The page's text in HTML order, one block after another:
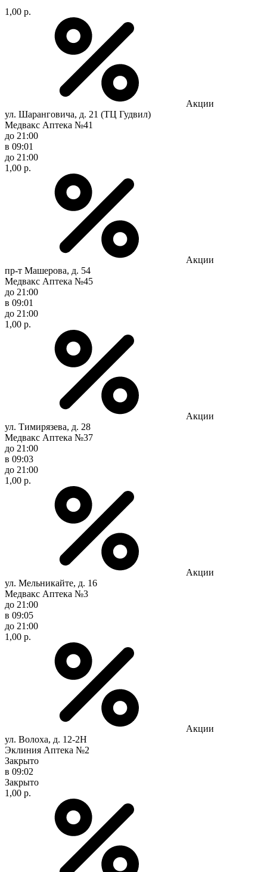
1,00 р.
Акции
ул. Шаранговича, д. 21 (ТЦ Гудвил)
Медвакс Аптека №41
до 21:00
в 09:01
до 21:00
1,00 р.
Акции
пр-т Машерова, д. 54
Медвакс Аптека №45
до 21:00
в 09:01
до 21:00
1,00 р.
Акции
ул. Тимирязева, д. 28
Медвакс Аптека №37
до 21:00
в 09:03
до 21:00
1,00 р.
Акции
ул. Мельникайте, д. 16
Медвакс Аптека №3
до 21:00
в 09:05
до 21:00
1,00 р.
Акции
ул. Волоха, д. 12-2Н
Эклиния Аптека №2
Закрыто
в 09:02
Закрыто
1,00 р.